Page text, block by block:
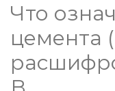
Что
цемента